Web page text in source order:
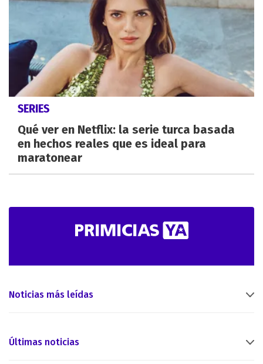
SERIES
Qué ver en Netflix: la serie turca basada
en hechos reales que es ideal para
maratonear
Noticias más leídas
Últimas noticias